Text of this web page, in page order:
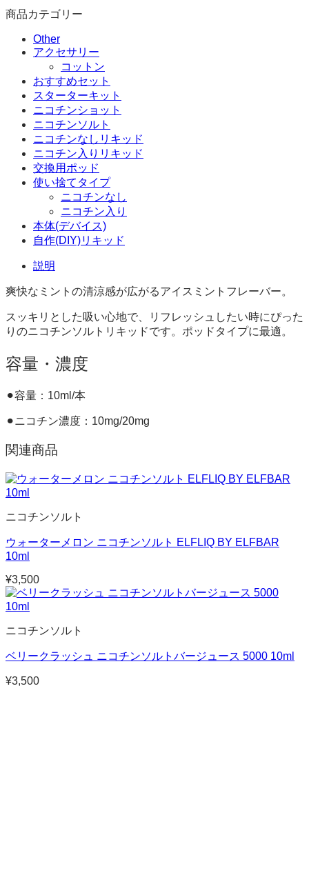
ル
ト
リ
キ
ド
ア
イ
ス
ミ
ン
ト
(10ml
ト)
商品カテゴリー
Other
アクセサリー
コットン
おすすめセット
スターターキット
ニコチンショット
ニコチンソルト
ニコチンなしリキッド
ニコチン入りリキッド
交換用ポッド
使い捨てタイプ
ニコチンなし
ニコチン入り
本体(デバイス)
自作(DIY)リキッド
説明
爽快なミントの清涼感が広がるアイスミントフレーバー。
スッキリとした吸い心地で、リフレッシュしたい時にぴった
りのニコチンソルトリキッドです。ポッドタイプに最適。
容量・濃度
⚫︎容量：10ml/本
⚫︎ニコチン濃度：10mg/20mg
関連商品
ニコチンソルト
ウォーターメロン ニコチンソルト ELFLIQ BY ELFBAR
10ml
¥3,500
ニコチンソルト
ベリークラッシュ ニコチンソルトバージュース 5000 10ml
¥3,500